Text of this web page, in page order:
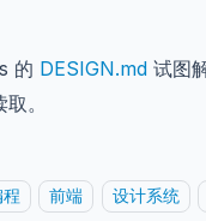
的 DESIGN.md 试图
。
程 前端 设计系统